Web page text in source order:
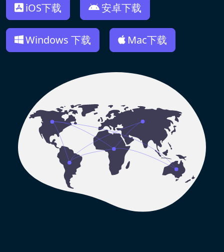
iOS下载 安卓下载
Windows 下载 Mac下载